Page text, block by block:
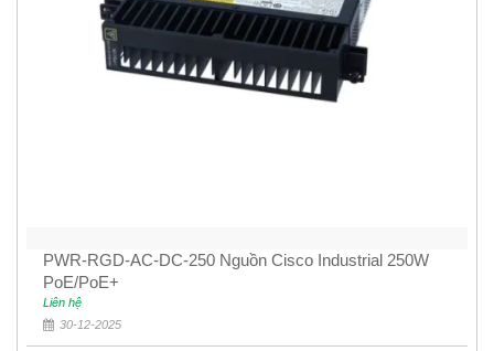
PWR-RGD-AC-DC-250 Nguồn Cisco Industrial 250W
PoE/PoE+
Liên hệ
30-12-2025